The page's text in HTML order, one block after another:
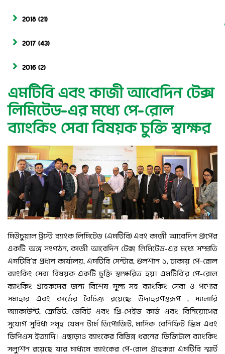
2018 (21)
2017 (43)
2016 (2)
এমটিবি এবং কাজী আবেদিন টেক্স
লিমিটেড-এর মধ্যে পে-রোল
ব্যাংকিং সেবা বিষয়ক চুক্তি স্বাক্ষর
মিউচুয়াল ট্রাস্ট ব্যাংক লিমিটেড (এমটিবি) এবং কাজী আবেদিন গ্রুপের
একটি অঙ্গ সংগঠন, কাজী আবেদিন টেক্স লিমিটেড-এর মধ্যে সম্প্রতি
এমটিবি’র প্রধান কার্যালয়, এমটিবি সেন্টার, গুলশান ১, ঢাকায় পে-রোল
ব্যাংকিং সেবা বিষয়ক একটি চুক্তি স্বাক্ষরিত হয়। এমটিবি’র পে-রোল
ব্যাংকিং গ্রাহকদের জন্য বিশেষ মূল্য সহ ব্যাংকিং সেবা ও পণ্যের
সমাহার এবং কার্ডের বৈচিত্র্য রয়েছে; উদাহরণস্বরূপ , স্যালারি
অ্যাকাউন্ট, ক্রেডিট, ডেবিট এবং প্রি-পেইড কার্ড এবং বিনিয়োগের
সুযোগ সুবিধা সমূহ যেমন টার্ম ডিপোজিট, মাসিক বেনিফিট স্কিম এবং
ডিপিএস ইত্যাদি। এছাড়াও ব্যাংকের বিভিন্ন ধরনের ডিজিটাল ব্যাংকিং
সল্যুশন রয়েছে যার মাধ্যমে ব্যাংকের পে-রোল গ্রাহকরা এমটিবি স্মার্ট